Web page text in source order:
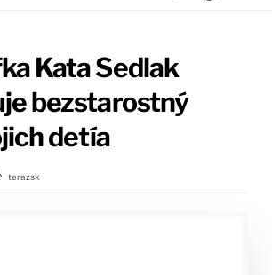
Kata Sedlak
bezstarostný
detía
terazsk